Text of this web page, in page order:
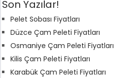
Son Yazılar!
Pelet Sobası Fiyatları
Düzce Çam Peleti Fiyatları
Osmaniye Çam Peleti Fiyatları
Kilis Çam Peleti Fiyatları
Karabük Çam Peleti Fiyatları